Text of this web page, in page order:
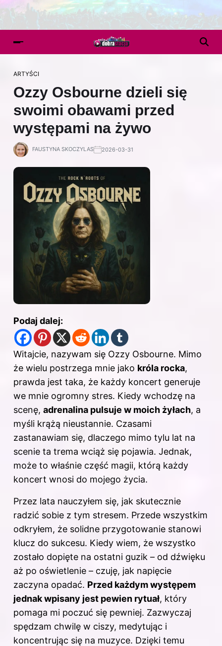
ARTYŚCI
Ozzy Osbourne dzieli się
swoimi obawami przed
występami na żywo
FAUSTYNA SKOCZYLAS 2026-03-31
Podaj dalej:
Witajcie, nazywam się Ozzy Osbourne. Mimo
że wielu postrzega mnie jako króla rocka,
prawda jest taka, że każdy koncert generuje
we mnie ogromny stres. Kiedy wchodzę na
scenę, adrenalina pulsuje w moich żyłach, a
myśli krążą nieustannie. Czasami
zastanawiam się, dlaczego mimo tylu lat na
scenie ta trema wciąż się pojawia. Jednak,
może to właśnie część magii, którą każdy
koncert wnosi do mojego życia.
Przez lata nauczyłem się, jak skutecznie
radzić sobie z tym stresem. Przede wszystkim
odkryłem, że solidne przygotowanie stanowi
klucz do sukcesu. Kiedy wiem, że wszystko
zostało dopięte na ostatni guzik – od dźwięku
aż po oświetlenie – czuję, jak napięcie
zaczyna opadać. Przed każdym występem
jednak wpisany jest pewien rytuał, który
pomaga mi poczuć się pewniej. Zazwyczaj
spędzam chwilę w ciszy, medytując i
koncentrując się na muzyce. Dzięki temu